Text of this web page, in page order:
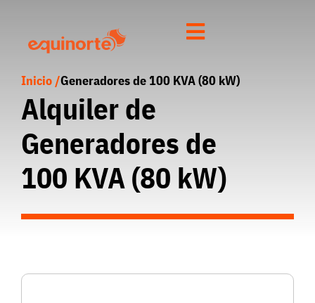
Inicio /Generadores de 100 KVA (80 kW)
Alquiler de
Generadores de
100 KVA (80 kW)